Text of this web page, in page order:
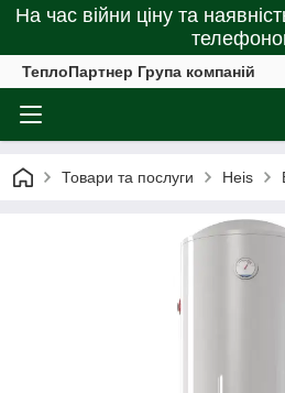
На час війни ціну та
ТеплоПартнер Група компаній
Товари та послуги Heis